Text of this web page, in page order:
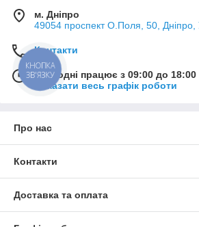
м. Дніпро
49054 проспект О.Поля, 50, Дніпро,
Контакти
Сьогодні працює з 09:00 до 18:00
Показати весь графік роботи
Про нас
Контакти
Доставка та оплата
КНОПКА
ЗВ'ЯЗКУ